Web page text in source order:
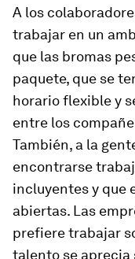
A los
trabajar en un
que las bromas
paquete, que se
horario flexible y
entre los
También, a la
encontrarse
incluyentes y que
abiertas. Las
prefiere trabajar
talento se aprecia